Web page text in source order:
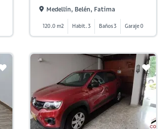
Medellín, Belén, Fatima
120.0 m2 Habit. 3 Baños 3 Garaje 0